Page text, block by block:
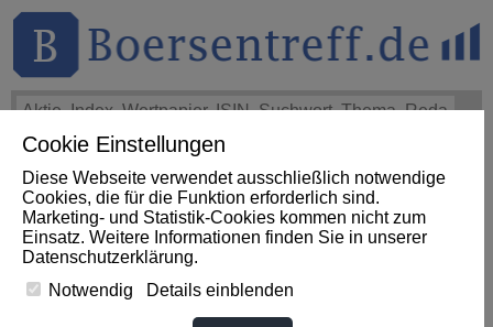
Cookie Einstellungen
Diese Webseite verwendet ausschließlich notwendige
Cookies, die für die Funktion erforderlich sind.
Marketing- und Statistik-Cookies kommen nicht zum
Einsatz. Weitere Informationen finden Sie in unserer
Datenschutzerklärung.
Notwendig
Details einblenden
THEMEN HOT-STOCKS
News zum Sektor Versorger
aus Guinea